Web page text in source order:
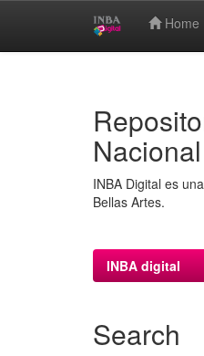
Home
INBA Digital es
Bellas Artes.
INBA digital
Search